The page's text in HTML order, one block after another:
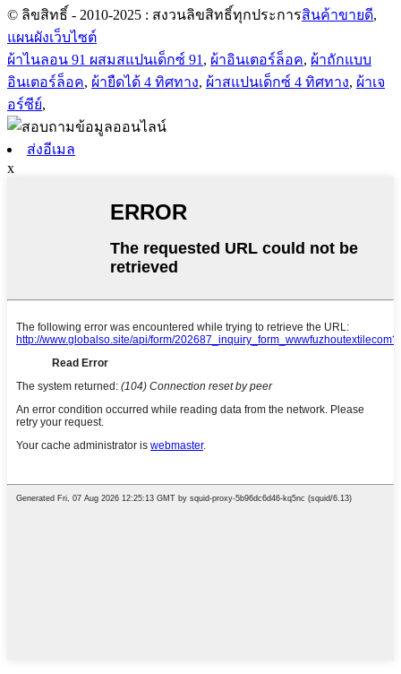
© ลิขสิทธิ์ - 2010-2025 : สงวนลิขสิทธิ์ทุกประการสินค้าขายดี,
แผนผังเว็บไซต์
ผ้าไนลอน 91 ผสมสแปนเด็กซ์ 91 , ผ้าอินเตอร์ล็อค, ผ้าถักแบบ
อินเตอร์ล็อค, ผ้ายืดได้ 4 ทิศทาง, ผ้าสแปนเด็กซ์ 4 ทิศทาง, ผ้าเจ
อร์ซีย์,
ส่งอีเมล
x